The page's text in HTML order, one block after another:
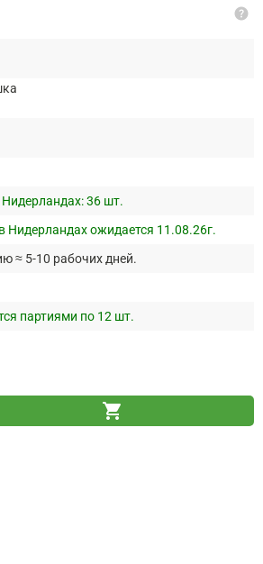
help
36 шт.
ожидается 11.08.26г.
≈ 5-10 рабочих дней.
партиями по 12 шт.
shopping_cart